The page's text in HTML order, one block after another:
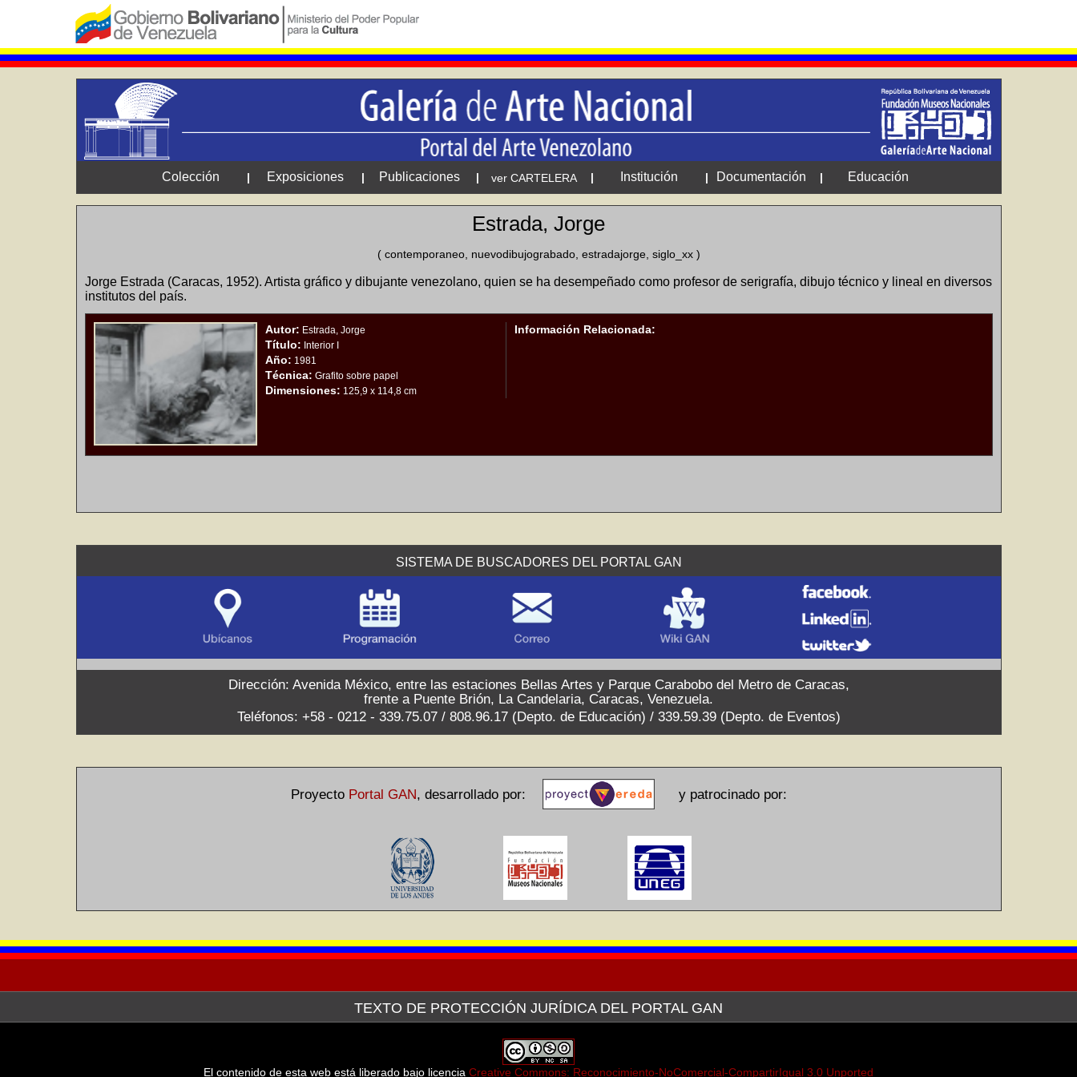
Colección | Exposiciones | Publicaciones | ver CARTELERA | Institución | Documentación | Educación
Estrada, Jorge
( contemporaneo, nuevodibujograbado, estradajorge, siglo_xx )
Jorge Estrada (Caracas, 1952). Artista gráfico y dibujante venezolano, quien se ha desempeñado como profesor de serigrafía, dibujo técnico y lineal en diversos
institutos del país.
Autor: Estrada, Jorge
Título: Interior I
Año: 1981
Técnica: Grafito sobre papel
Dimensiones: 125,9 x 114,8 cm
Información Relacionada:
SISTEMA DE BUSCADORES DEL PORTAL GAN
Dirección: Avenida México, entre las estaciones Bellas Artes y Parque Carabobo del Metro de Caracas,
frente a Puente Brión, La Candelaria, Caracas, Venezuela.
Teléfonos: +58 - 0212 - 339.75.07 / 808.96.17 (Depto. de Educación) / 339.59.39 (Depto. de Eventos)
Proyecto Portal GAN, desarrollado por: y patrocinado por:
TEXTO DE PROTECCIÓN JURÍDICA DEL PORTAL GAN
La Galería de Arte Nacional, a través de la plataforma tecnológica de la Red Venezolana de Arte (VEREDA) ofrece sus servicios de web
después de haber hecho la consulta pertinente ante el Servicio Autónomo de Propiedad Intelectual (SAPI) en relación a la publicación en
línea de las imágenes de las obras que forman parte tanto de la colección del museo como de las exposiciones que en sus espacios se
El contenido de esta web está liberado bajo licencia Creative Commons: Reconocimiento-NoComercial-CompartirIgual 3.0 Unported